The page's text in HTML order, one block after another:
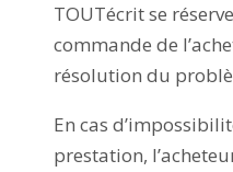
TOUTécrit se
commande de
résolution du
En cas
prestation,